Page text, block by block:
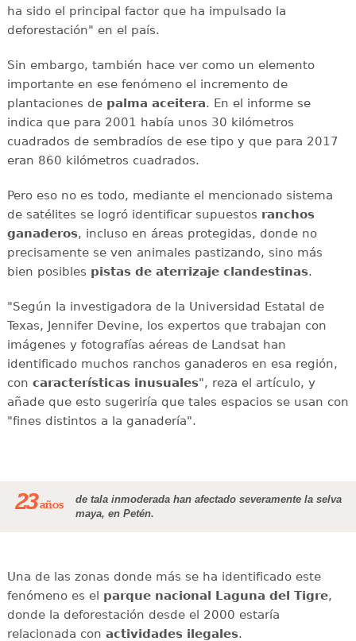
ha sido el principal factor que ha impulsado la
deforestación" en el país.
Sin embargo, también hace ver como un elemento
importante en ese fenómeno el incremento de
plantaciones de palma aceitera. En el informe se
indica que para 2001 había unos 30 kilómetros
cuadrados de sembradíos de ese tipo y que para 2017
eran 860 kilómetros cuadrados.
Pero eso no es todo, mediante el mencionado sistema
de satélites se logró identificar supuestos ranchos
ganaderos, incluso en áreas protegidas, donde no
precisamente se ven animales pastizando, sino más
bien posibles pistas de aterrizaje clandestinas.
"Según la investigadora de la Universidad Estatal de
Texas, Jennifer Devine, los expertos que trabajan con
imágenes y fotografías aéreas de Landsat han
identificado muchos ranchos ganaderos en esa región,
con características inusuales", reza el artículo, y
añade que esto sugeriría que tales espacios se usan con
"fines distintos a la ganadería".
23años
de tala inmoderada han afectado severamente la selva
maya, en Petén.
Una de las zonas donde más se ha identificado este
fenómeno es el parque nacional Laguna del Tigre,
donde la deforestación desde el 2000 estaría
relacionada con actividades ilegales.